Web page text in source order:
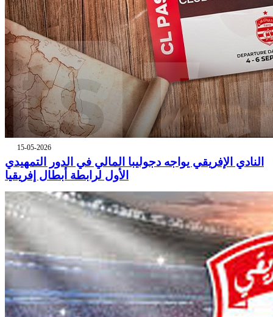
15-05-2026
النادي الإفريقي يواجه دجوليبا المالي في الدور التمهيدي
الأول لرابطة أبطال إفريقيا